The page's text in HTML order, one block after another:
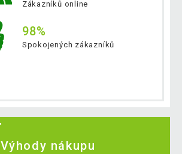
Zákazníků online
98%
Spokojených zákazníků
Výhody nákupu